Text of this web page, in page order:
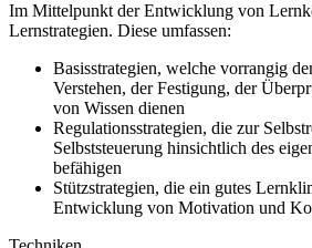
Im Mittelpunkt der Entwicklung von
Lernstrategien. Diese umfassen:
Basisstrategien, welche vorrangig
Verstehen, der Festigung, der
von Wissen dienen
Regulationsstrategien, die zur
Selbststeuerung hinsichtlich des
befähigen
Stützstrategien, die ein gutes
Entwicklung von Motivation und